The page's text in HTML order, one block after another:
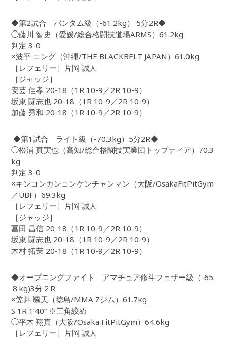
◆第2試合 バンタム級（-61.2kg） 5分2R◆
◯藤川 智史（愛媛/総合格闘技道場ARMS）61.2kg
判定 3-0
×波平 コング（沖縄/THE BLACKBELT JAPAN）61.0kg
［レフェリー］片岡 誠人
［ジャッジ］
安芸 佳孝 20-18（1R 10-9／2R 10-9）
坂東 闘志也 20-18（1R 10-9／2R 10-9）
加藤 秀和 20-18（1R 10-9／2R 10-9）
◆第1試合 ライト級（-70.3kg）5分2R◆
◯松浦 真実也（高知/総合格闘技実業団トップティア）70.3
kg
判定 3-0
×キンコンカンコンケンチャンマン（大阪/OsakaFitPitGym
／UBF）69.3kg
［レフェリー］片岡 誠人
［ジャッジ］
冨田 昌信 20-18（1R 10-9／2R 10-9）
坂東 闘志也 20-18（1R 10-9／2R 10-9）
木村 拓茉 20-18（1R 10-9／2R 10-9）
◆オープニングファイト アマチュア修斗フェザー級（-65.
８kg)3分２R
×笠井 颯天（徳島/MMA Zジム）61.7kg
S 1R 1’40” ※三角絞め
◯平木 翔真（大阪/Osaka FitPitGym）64.6kg
［レフェリー］片岡 誠人